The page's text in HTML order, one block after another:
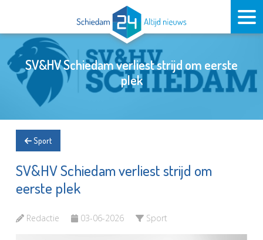
SV&HV Schiedam verliest strijd om eerste
plek
Sport
SV&HV Schiedam verliest strijd om
eerste plek
Redactie 03-06-2026 Sport